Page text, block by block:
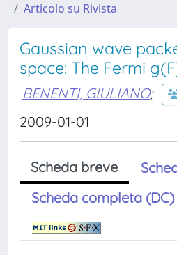
Articolo su Rivista
Gaussian wave
space: The Fermi
BENENTI, GIULIANO;
2009-01-01
Scheda breve
Scheda completa (DC)